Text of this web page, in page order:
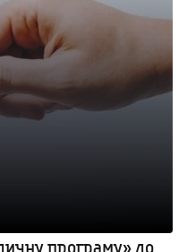
програму» до